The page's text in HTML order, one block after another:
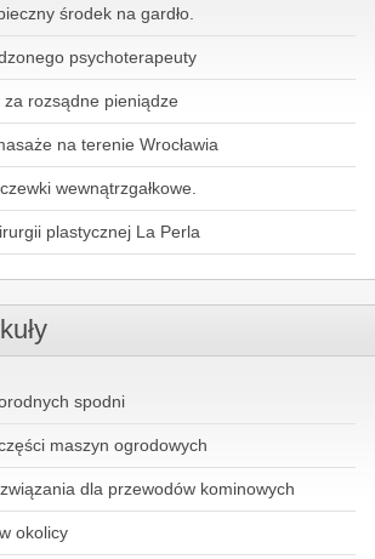
środek na gardło.
psychoterapeuty
rozsądne pieniądze
na terenie Wrocławia
wewnątrzgałkowe.
plastycznej La Perla
spodni
maszyn ogrodowych
dla przewodów kominowych
okolicy